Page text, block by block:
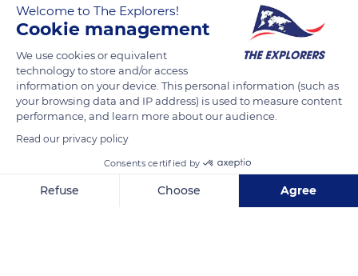
Vispieres.
Découverte en 1876 par Marcelino Sanz de Sautuola, elle est
fermée au public depuis 1977.
Depuis 2001, le public peut découvrir dans la Néocueva (située
à 300 mètres de la grotte originale) les reproductions à
l’identique des principales peintures rupestres.
TRANSLATE
Welcome to The Explorers!
Cookie management
We use cookies or equivalent
technology to store and/or access
information on your device. This personal information (such as
your browsing data and IP address) is used to measure content
performance, and learn more about our audience.
Read our privacy policy
Consents certified by
Refuse Choose Agree